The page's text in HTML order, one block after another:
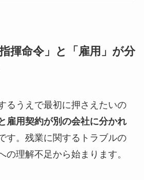
揮命令」と「雇用」が分
るうえで最初に押さえたいの
雇用契約が別の会社に分かれ
す。残業に関するトラブルの
の理解不足から始まります。